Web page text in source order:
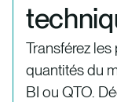
Transférez
quantités du
BI ou QTO.